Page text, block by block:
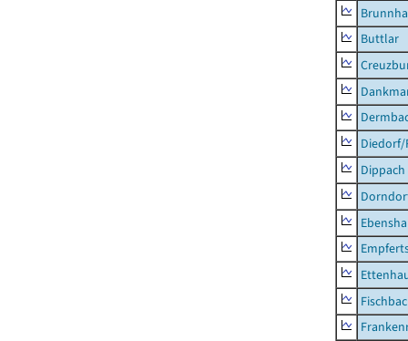
Buttlar
Dippach